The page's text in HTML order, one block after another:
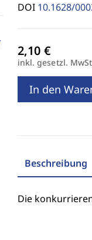
DOI 10.1628/
inkl. gesetzl.
In den
Beschreibung
Die